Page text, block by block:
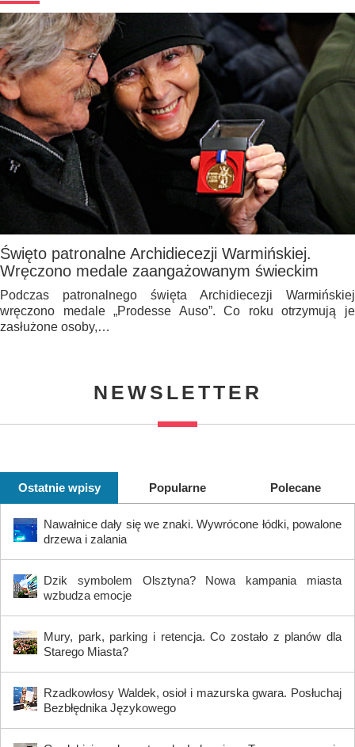
Święto patronalne Archidiecezji Warmińskiej.
Wręczono medale zaangażowanym świeckim
Podczas patronalnego święta Archidiecezji Warmińskiej
wręczono medale „Prodesse Auso”. Co roku otrzymują je
zasłużone osoby,…
NEWSLETTER
Ostatnie wpisy Popularne Polecane
Nawałnice dały się we znaki. Wywrócone łódki, powalone
drzewa i zalania
Dzik symbolem Olsztyna? Nowa kampania miasta
wzbudza emocje
Mury, park, parking i retencja. Co zostało z planów dla
Starego Miasta?
Rzadkowłosy Waldek, osioł i mazurska gwara. Posłuchaj
Bezbłędnika Językowego